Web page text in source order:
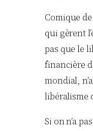
Comique
qui gèrent
pas que le
financière
mondial,
libéralisme
Si on n’a